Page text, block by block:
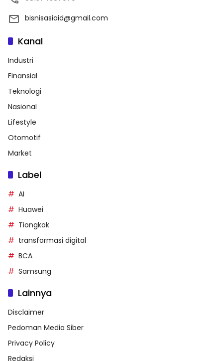
bisnisasiaid@gmail.com
Kanal
Industri
Finansial
Teknologi
Nasional
Lifestyle
Otomotif
Market
Label
AI
Huawei
Tiongkok
transformasi digital
BCA
Samsung
Lainnya
Disclaimer
Pedoman Media Siber
Privacy Policy
Redaksi